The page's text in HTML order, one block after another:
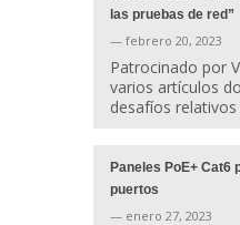
las pruebas de red”
— febrero 20, 2023
Patrocinado por
varios artículos
desafíos
Paneles PoE+ Cat6
puertos
— enero 27, 2023